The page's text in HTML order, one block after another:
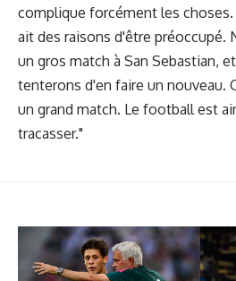
complique forcément les choses.
ait des raisons d'être préoccupé.
un gros match à San Sebastian,
tenterons d'en faire un nouveau.
un grand match. Le football est
tracasser."